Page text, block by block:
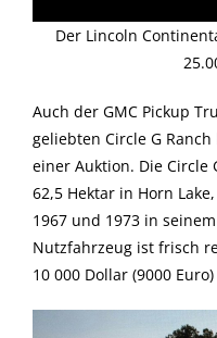
Der Lincoln
Auch der GMC Pickup
geliebten Circle G
einer Auktion. Die Circle
62,5 Hektar in Horn
1967 und 1973 in
Nutzfahrzeug ist frisch
10 000 Dollar (9000